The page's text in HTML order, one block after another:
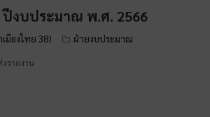
ปีงบประมาณ พ.ศ. 2566
มืองไทย 38) ฝ่ายงบประมาณ
รายงาน